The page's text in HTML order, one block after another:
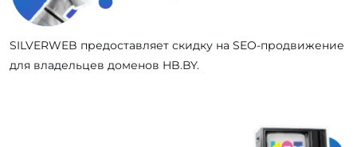
SILVERWEB предоставляет скидку на SEO-продвижение
для владельцев доменов HB.BY.